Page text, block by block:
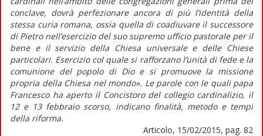
conclave, dovrà perfezionare ancora di più l’identità della
stessa curia romana, ossia quella di coadiuvare il successore
di Pietro nell’esercizio del suo supremo ufficio pastorale per il
bene e il servizio della Chiesa universale e delle Chiese
particolari. Esercizio col quale si rafforzano l’unità di fede e la
comunione del popolo di Dio e si promuove la missione
propria della Chiesa nel mondo». Le parole con le quali papa
Francesco ha aperto il Concistoro del collegio cardinalizio, il
12 e 13 febbraio scorso, indicano finalità, metodo e tempi
della riforma.
Articolo, 15/02/2015, pag. 82